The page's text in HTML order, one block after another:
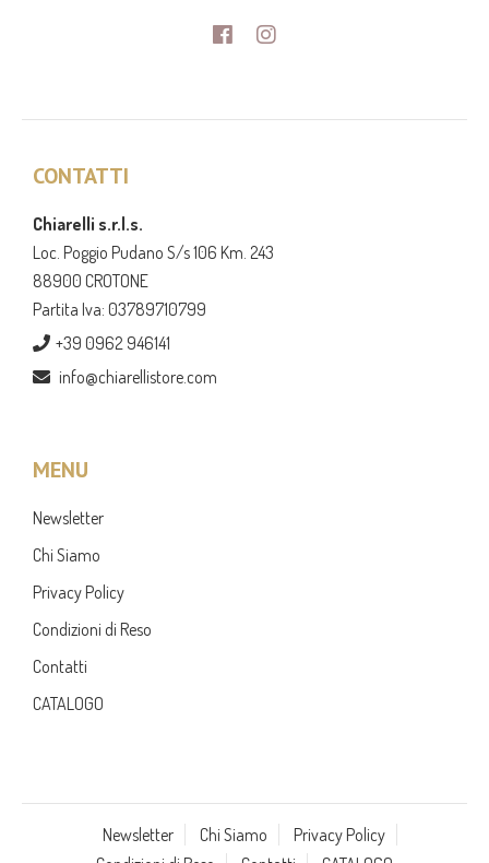
Facebook
CONTATTI
Chiarelli s.r.l.s.
Loc. Poggio Pudano S/s 106 Km. 243
88900 CROTONE
Partita Iva: 03789710799
+39 0962 946141
info@chiarellistore.com
MENU
Newsletter
Chi Siamo
Privacy Policy
Condizioni di Reso
Contatti
CATALOGO
Newsletter Chi Siamo
Privacy Policy